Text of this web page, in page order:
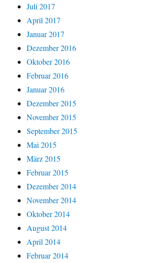
Juli 2017
April 2017
Januar 2017
Dezember 2016
Oktober 2016
Februar 2016
Januar 2016
Dezember 2015
November 2015
September 2015
Mai 2015
März 2015
Februar 2015
Dezember 2014
November 2014
Oktober 2014
August 2014
April 2014
Februar 2014